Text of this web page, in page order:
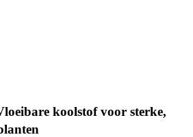
koolstof voor sterke,